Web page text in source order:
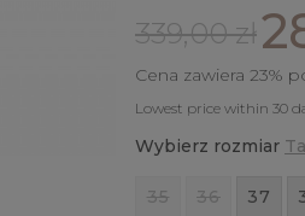
339,00 zł
Cena zawiera 23%
Lowest price within 30
Wybierz rozmiar
35 36 37